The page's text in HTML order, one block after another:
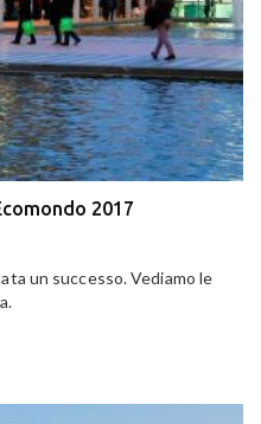
2017
un successo. Vediamo le